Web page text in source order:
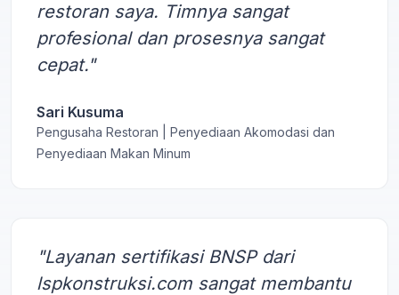
restoran saya. Timnya sangat
profesional dan prosesnya sangat
cepat."
Sari Kusuma
Pengusaha Restoran | Penyediaan Akomodasi dan
Penyediaan Makan Minum
"Layanan sertifikasi BNSP dari
lspkonstruksi.com sangat membantu